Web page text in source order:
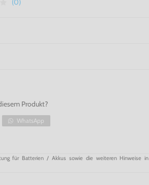
(0)
Produkt?
WhatsApp
für Batterien / Akkus sowie die weiteren Hinweise in